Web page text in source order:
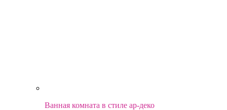
Ванная комната в стиле ар-деко